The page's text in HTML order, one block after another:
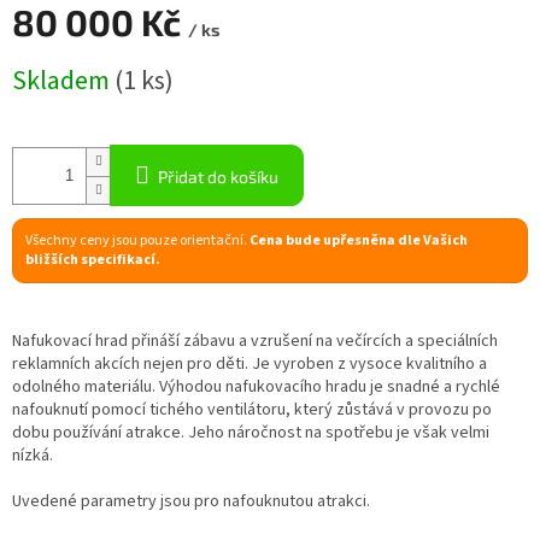
80 000 Kč / ks
cena:
Skladem (1 ks)
Přidat do košíku
Všechny ceny jsou pouze orientační. Cena bude upřesněna dle Vašich
bližších specifikací.
Nafukovací hrad přináší zábavu a vzrušení na večírcích a speciálních
reklamních akcích nejen pro děti. Je vyroben z vysoce kvalitního a
odolného materiálu. Výhodou nafukovacího hradu je snadné a rychlé
nafouknutí pomocí tichého ventilátoru, který zůstává v provozu po
dobu používání atrakce. Jeho náročnost na spotřebu je však velmi
nízká.
Uvedené parametry jsou pro nafouknutou atrakci.